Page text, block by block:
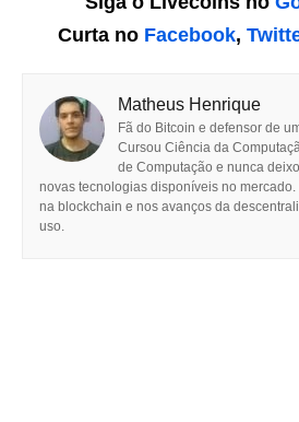
Curta no Facebook,
Matheus Henrique
Fã do Bitcoin e defensor de
Cursou Ciência da
de Computação e nunca
novas tecnologias disponíveis no mercado.
na blockchain e nos avanços da
uso.